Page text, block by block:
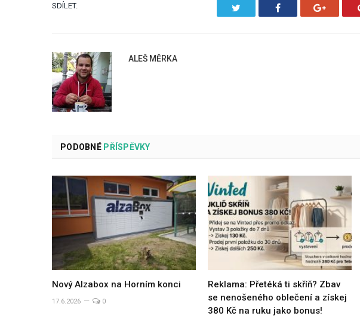
SDÍLET. Facebook Google+
ALEŠ MĚRKA
PODOBNÉPŘÍSPĚVKY
Nový Alzabox na Horním konci
17.6.2026 0
Reklama: Přetéká ti skříň? Zbav
se nenošeného oblečení a získej
380 Kč na ruku jako bonus!